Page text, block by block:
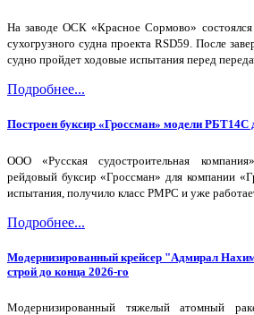
На заводе ОСК «Красное Сормово» состоялся
сухогрузного судна проекта RSD59. После
судно пройдет ходовые испытания перед
Подробнее...
Построен буксир «Гроссман» модели
ООО «Русская судостроительная
рейдовый буксир «Гроссман» для компании
испытания, получило класс РМРС и уже работает
Подробнее...
Модернизированный крейсер "Адмирал
строй до конца 2026-го
Модернизированный тяжелый атомный